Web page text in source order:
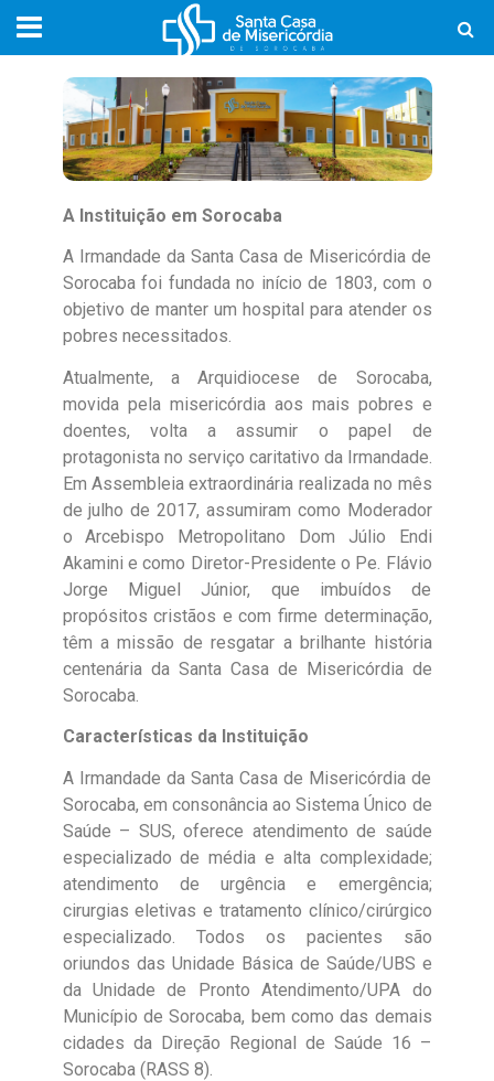
A Instituição em Sorocaba
A Irmandade da Santa Casa de Misericórdia de
Sorocaba foi fundada no início de 1803, com o
objetivo de manter um hospital para atender os
pobres necessitados.
Atualmente, a Arquidiocese de Sorocaba,
movida pela misericórdia aos mais pobres e
doentes, volta a assumir o papel de
protagonista no serviço caritativo da Irmandade.
Em Assembleia extraordinária realizada no mês
de julho de 2017, assumiram como Moderador
o Arcebispo Metropolitano Dom Júlio Endi
Akamini e como Diretor-Presidente o Pe. Flávio
Jorge Miguel Júnior, que imbuídos de
propósitos cristãos e com firme determinação,
têm a missão de resgatar a brilhante história
centenária da Santa Casa de Misericórdia de
Sorocaba.
Características da Instituição
A Irmandade da Santa Casa de Misericórdia de
Sorocaba, em consonância ao Sistema Único de
Saúde – SUS, oferece atendimento de saúde
especializado de média e alta complexidade;
atendimento de urgência e emergência;
cirurgias eletivas e tratamento clínico/cirúrgico
especializado. Todos os pacientes são
oriundos das Unidade Básica de Saúde/UBS e
da Unidade de Pronto Atendimento/UPA do
Município de Sorocaba, bem como das demais
cidades da Direção Regional de Saúde 16 –
Sorocaba (RASS 8).